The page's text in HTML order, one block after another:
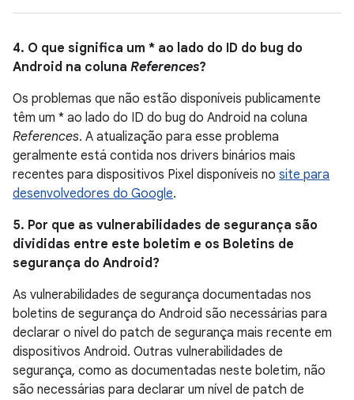
4. O que significa um * ao lado do ID do bug do
Android na coluna References?
Os problemas que não estão disponíveis publicamente
têm um * ao lado do ID do bug do Android na coluna
References. A atualização para esse problema
geralmente está contida nos drivers binários mais
recentes para dispositivos Pixel disponíveis no site para
desenvolvedores do Google.
5. Por que as vulnerabilidades de segurança são
divididas entre este boletim e os Boletins de
segurança do Android?
As vulnerabilidades de segurança documentadas nos
boletins de segurança do Android são necessárias para
declarar o nível do patch de segurança mais recente em
dispositivos Android. Outras vulnerabilidades de
segurança, como as documentadas neste boletim, não
são necessárias para declarar um nível de patch de